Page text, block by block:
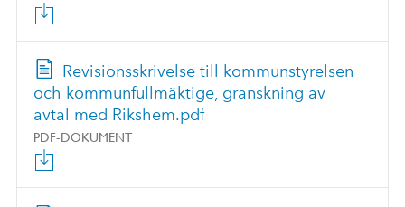
Revisionsskrivelse till kommunstyrelsen
och kommunfullmäktige, granskning av
avtal med Rikshem.pdf
PDF-DOKUMENT